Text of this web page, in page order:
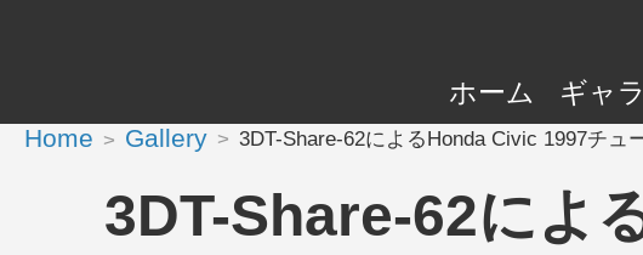
ホーム ギャ
Home Gallery 3DT-Share-62によるHonda Civic 1997チュ
3DT-Share-62によ